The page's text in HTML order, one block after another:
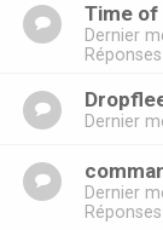
Time of
Dernier
Réponses
Dernier
Dernier
Réponses